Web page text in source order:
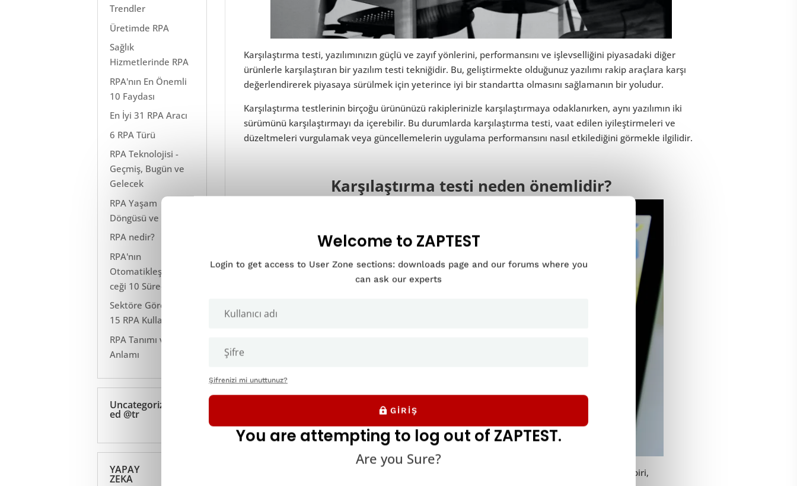
Karşılaştırma testi, yazılımınızın güçlü ve zayıf yönlerini, performansını ve işlevselliğini piyasadaki diğer
ürünlerle karşılaştıran bir yazılım testi tekniğidir. Bu, geliştirmekte olduğunuz yazılımı rakip araçlara karşı
değerlendirerek piyasaya sürülmek için yeterince iyi bir standartta olmasını sağlamanın bir yoludur.
Karşılaştırma testlerinin birçoğu ürününüzü rakiplerinizle karşılaştırmaya odaklanırken, aynı yazılımın iki
sürümünü karşılaştırmayı da içerebilir. Bu durumlarda karşılaştırma testi, vaat edilen iyileştirmeleri ve
düzeltmeleri vurgulamak veya güncellemelerin uygulama performansını nasıl etkilediğini görmekle ilgilidir.
Karşılaştırma testi neden önemlidir?
Karşılaştırma testi birçok farklı işlevi yerine getirir. Bu tür testlerin en önemli nedenlerinden biri,
Trendler
Üretimde RPA
Sağlık
Hizmetlerinde RPA
RPA'nın En Önemli
10 Faydası
En İyi 31 RPA Aracı
6 RPA Türü
RPA Teknolojisi -
Geçmiş, Bugün ve
Gelecek
RPA Yaşam
Döngüsü ve Süreci
RPA nedir?
RPA'nın
Otomatikleştirebile
ceği 10 Süreç
Sektöre Göre En İyi
15 RPA Kullanımı
RPA Tanımı ve
Anlamı
Uncategoriz
ed @tr
YAPAY
ZEKA
Welcome to ZAPTEST
Login to get access to User Zone sections: downloads page and our forums where you
can ask our experts
Şifrenizi mi unuttunuz?
GIRIŞ
You are attempting to log out of ZAPTEST.
Are you Sure?